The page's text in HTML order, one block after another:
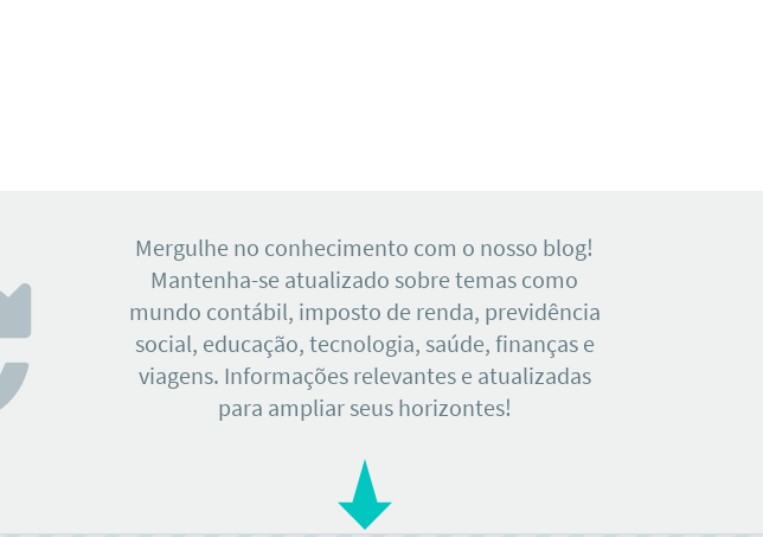
Mergulhe no conhecimento com o nosso blog!
Mantenha-se atualizado sobre temas como
mundo contábil, imposto de renda, previdência
social, educação, tecnologia, saúde, finanças e
viagens. Informações relevantes e atualizadas
para ampliar seus horizontes!